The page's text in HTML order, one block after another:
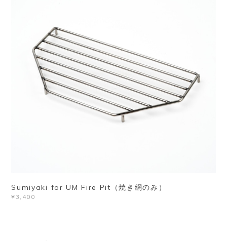
Sumiyaki for UM Fire Pit（焼き網のみ）
¥3,400